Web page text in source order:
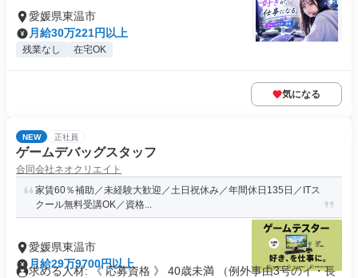
愛媛県東温市
月給30万221円以上
残業なし 在宅OK
気になる
NEW 正社員
ゲームデバッグスタッフ
合同会社ネオクリエイト
家賃60％補助／未経験大歓迎／土日祝休み／年間休日135日／ITス
クール無料受講OK／資格...
愛媛県東温市
月給29万9700円以上
求める人材: 《 応募資格 》 40歳未満 （例外事由3号のイ・長